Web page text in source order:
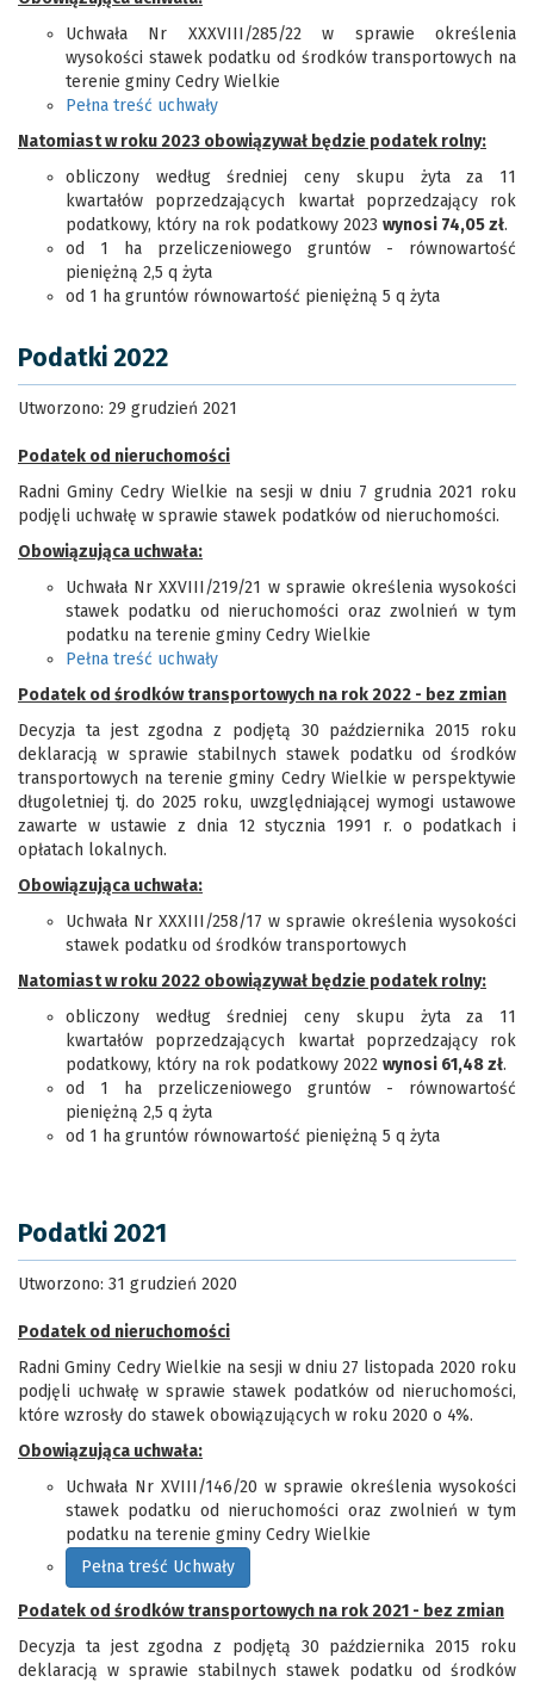
Uchwała Nr XXXVIII/285/22 w sprawie określenia
wysokości stawek podatku od środków transportowych na
terenie gminy Cedry Wielkie
Pełna treść uchwały
Natomiast w roku 2023 obowiązywał będzie podatek rolny:
obliczony według średniej ceny skupu żyta za 11
kwartałów poprzedzających kwartał poprzedzający rok
podatkowy, który na rok podatkowy 2023 wynosi 74,05 zł.
od 1 ha przeliczeniowego gruntów - równowartość
pieniężną 2,5 q żyta
od 1 ha gruntów równowartość pieniężną 5 q żyta
Podatki 2022
Utworzono: 29 grudzień 2021
Podatek od nieruchomości
Radni Gminy Cedry Wielkie na sesji w dniu 7 grudnia 2021 roku
podjęli uchwałę w sprawie stawek podatków od nieruchomości.
Obowiązująca uchwała:
Uchwała Nr XXVIII/219/21 w sprawie określenia wysokości
stawek podatku od nieruchomości oraz zwolnień w tym
podatku na terenie gminy Cedry Wielkie
Pełna treść uchwały
Podatek od środków transportowych na rok 2022 - bez zmian
Decyzja ta jest zgodna z podjętą 30 października 2015 roku
deklaracją w sprawie stabilnych stawek podatku od środków
transportowych na terenie gminy Cedry Wielkie w perspektywie
długoletniej tj. do 2025 roku, uwzględniającej wymogi ustawowe
zawarte w ustawie z dnia 12 stycznia 1991 r. o podatkach i
opłatach lokalnych.
Obowiązująca uchwała:
Uchwała Nr XXXIII/258/17 w sprawie określenia wysokości
stawek podatku od środków transportowych
Natomiast w roku 2022 obowiązywał będzie podatek rolny:
obliczony według średniej ceny skupu żyta za 11
kwartałów poprzedzających kwartał poprzedzający rok
podatkowy, który na rok podatkowy 2022 wynosi 61,48 zł.
od 1 ha przeliczeniowego gruntów - równowartość
pieniężną 2,5 q żyta
od 1 ha gruntów równowartość pieniężną 5 q żyta
Podatki 2021
Utworzono: 31 grudzień 2020
Podatek od nieruchomości
Radni Gminy Cedry Wielkie na sesji w dniu 27 listopada 2020 roku
podjęli uchwałę w sprawie stawek podatków od nieruchomości,
które wzrosły do stawek obowiązujących w roku 2020 o 4%.
Obowiązująca uchwała:
Uchwała Nr XVIII/146/20 w sprawie określenia wysokości
stawek podatku od nieruchomości oraz zwolnień w tym
podatku na terenie gminy Cedry Wielkie
Pełna treść Uchwały
Podatek od środków transportowych na rok 2021 - bez zmian
Decyzja ta jest zgodna z podjętą 30 października 2015 roku
deklaracją w sprawie stabilnych stawek podatku od środków